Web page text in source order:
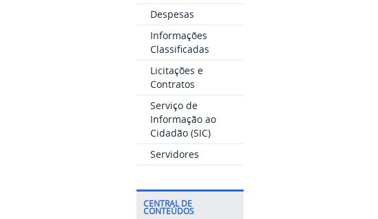
Despesas
Informações
Classificadas
Licitações e
Contratos
Serviço de
Informação ao
Cidadão (SIC)
Servidores
CENTRAL DE
CONTEÚDOS